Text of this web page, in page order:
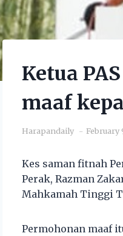
Ketua
maaf
Harapandaily February
Kes saman fitnah
Perak, Razman
Mahkamah Tinggi
Permohonan maaf